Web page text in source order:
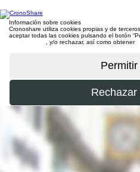
Información sobre cookies
Cronoshare utiliza cookies propias y de
aceptar todas las cookies pulsando el botón
, y/o rechazar, así como obtener